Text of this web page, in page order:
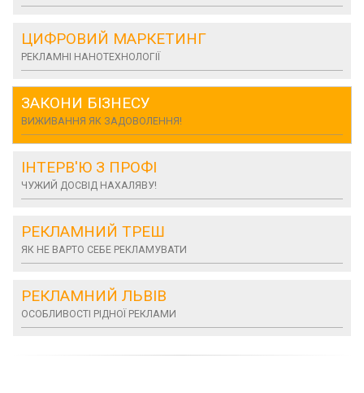
ЦИФРОВИЙ МАРКЕТИНГ
РЕКЛАМНІ НАНОТЕХНОЛОГІЇ
ЗАКОНИ БІЗНЕСУ
ВИЖИВАННЯ ЯК ЗАДОВОЛЕННЯ!
ІНТЕРВ'Ю З ПРОФІ
ЧУЖИЙ ДОСВІД НАХАЛЯВУ!
РЕКЛАМНИЙ ТРЕШ
ЯК НЕ ВАРТО СЕБЕ РЕКЛАМУВАТИ
РЕКЛАМНИЙ ЛЬВІВ
ОСОБЛИВОСТІ РІДНОЇ РЕКЛАМИ